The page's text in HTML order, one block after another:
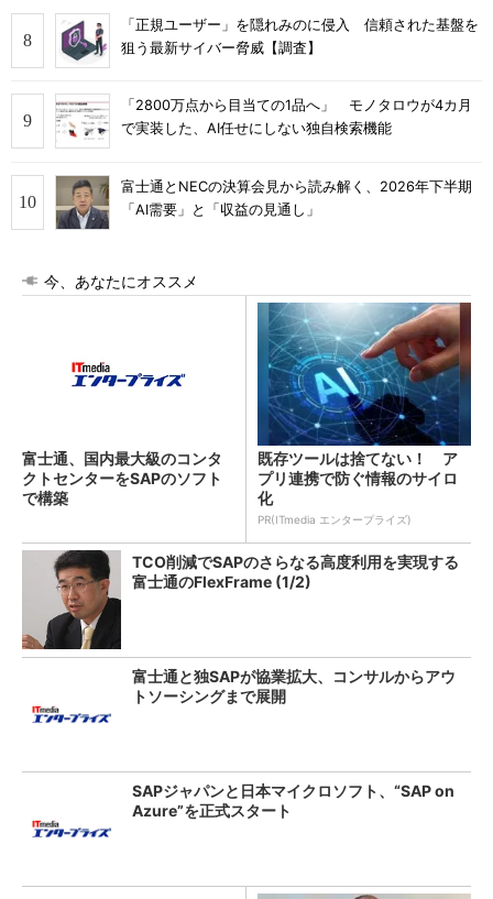
「正規ユーザー」を隠れみのに侵入 信頼された基盤を
狙う最新サイバー脅威【調査】
「2800万点から目当ての1品へ」 モノタロウが4カ月
で実装した、AI任せにしない独自検索機能
富士通とNECの決算会見から読み解く、2026年下半期
「AI需要」と「収益の見通し」
今、あなたにオススメ
富士通、国内最大級のコンタ
クトセンターをSAPのソフト
で構築
既存ツールは捨てない！ ア
プリ連携で防ぐ情報のサイロ
化
PR(ITmedia エンタープライズ)
TCO削減でSAPのさらなる高度利用を実現する
富士通のFlexFrame (1/2)
富士通と独SAPが協業拡大、コンサルからアウ
トソーシングまで展開
SAPジャパンと日本マイクロソフト、“SAP on
Azure”を正式スタート